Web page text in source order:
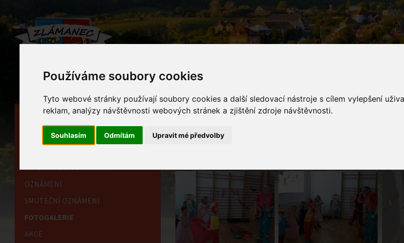
Používáme soubory cookies
Tyto webové stránky používají soubory cookies a další sledovací nástroje s cílem vylepšení
reklam, analýzy návštěvnosti webových stránek a zjištění zdroje návštěvnosti.
Souhlasím Odmítám Upravit mé předvolby
HLAVNÍ STRÁNKA
OBECNÍ ÚŘAD
INFORMAČNÍ CENTRUM
OZNÁMENÍ
SMUTEČNÍ OZNÁMENÍ
FOTOGALERIE
AKCE